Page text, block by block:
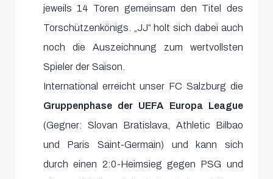
jeweils 14 Toren gemeinsam den Titel des
Torschützenkönigs. „JJ“ holt sich dabei auch
noch die Auszeichnung zum wertvollsten
Spieler der Saison.
International erreicht unser FC Salzburg die
Gruppenphase der UEFA Europa League
(Gegner: Slovan Bratislava, Athletic Bilbao
und Paris Saint-Germain) und kann sich
durch einen 2:0-Heimsieg gegen PSG und